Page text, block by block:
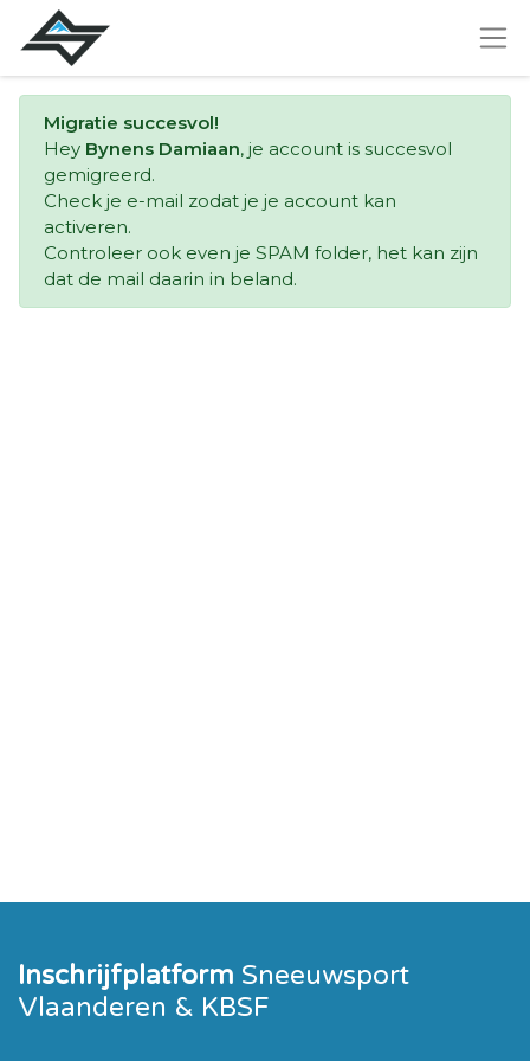
Migratie succesvol!
Hey Bynens Damiaan, je account is succesvol
gemigreerd.
Check je e-mail zodat je je account kan
activeren.
Controleer ook even je SPAM folder, het kan zijn
dat de mail daarin in beland.
Inschrijfplatform Sneeuwsport
Vlaanderen & KBSF